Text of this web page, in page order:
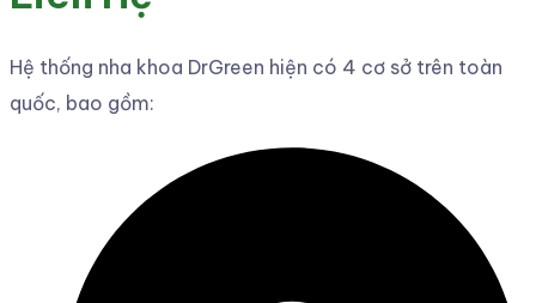
Hệ thống nha khoa DrGreen hiện có 4 cơ sở trên toàn
quốc, bao gồm: